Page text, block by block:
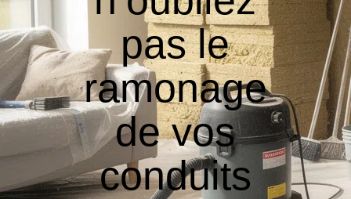
pas le
ramonage
de vos
conduits